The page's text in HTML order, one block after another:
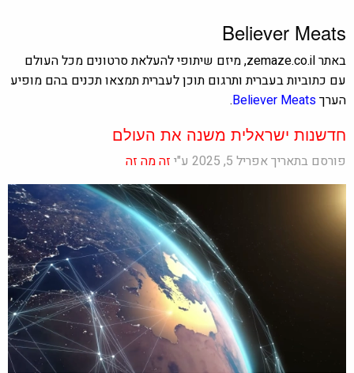
Believer Meats
באתר zemaze.co.il, מיזם שיתופי להעלאת סרטונים מכל העולם
עם כתוביות בעברית ותרגום תוכן לעברית תמצאו תכנים בהם מופיע
הערךBeliever Meats
.
חדשנות ישראלית משנה את העולם
פורסם בתאריך אפריל 5, 2025 ע"י זה מה זה